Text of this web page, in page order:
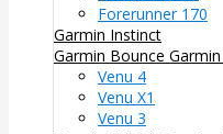
Forerunner 170
Garmin Instinct
Garmin Bounce
Venu 4
Venu X1
Venu 3